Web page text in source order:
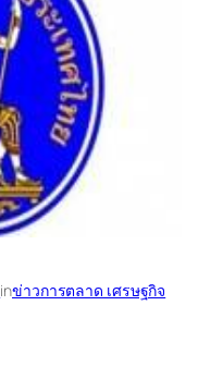
inข่าวการตลาด เศรษฐกิจ